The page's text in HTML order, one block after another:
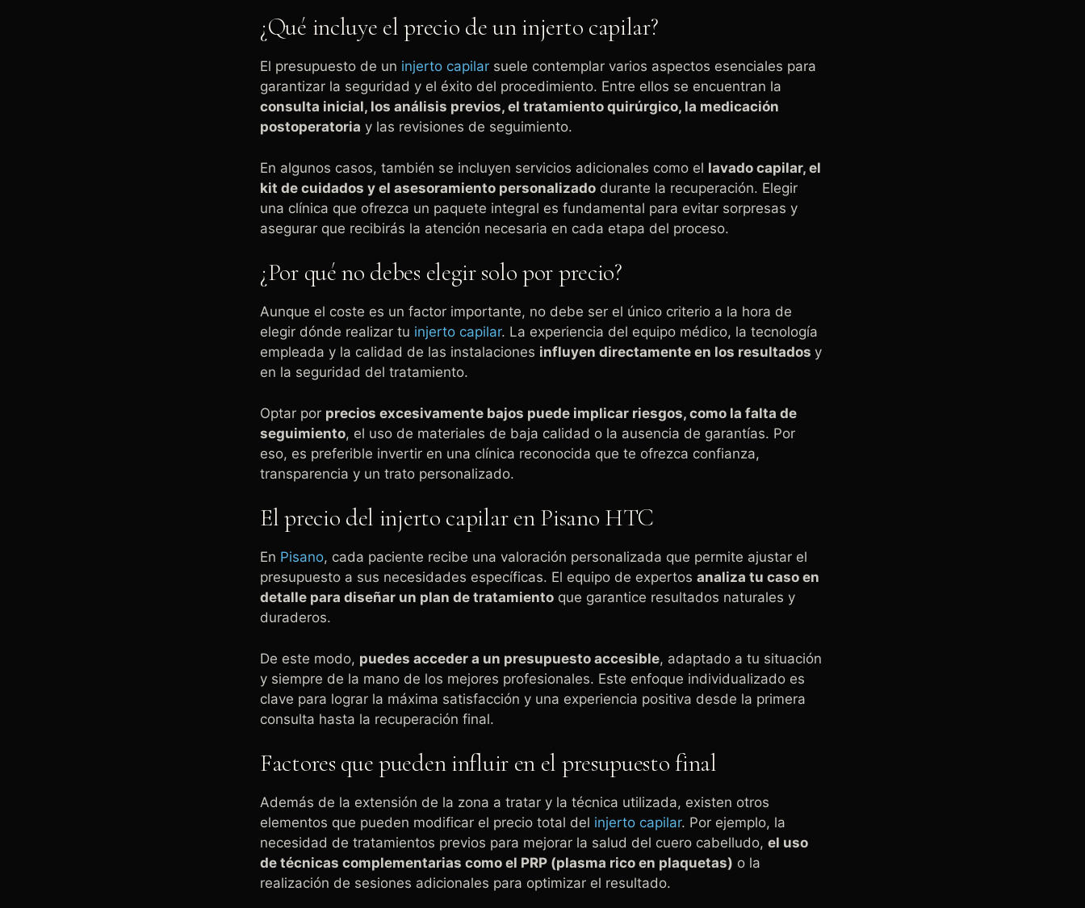
¿Qué incluye el precio de un injerto capilar?
El presupuesto de un injerto capilar suele contemplar varios aspectos esenciales para
garantizar la seguridad y el éxito del procedimiento. Entre ellos se encuentran la
consulta inicial, los análisis previos, el tratamiento quirúrgico, la medicación
postoperatoria y las revisiones de seguimiento.
En algunos casos, también se incluyen servicios adicionales como el lavado capilar, el
kit de cuidados y el asesoramiento personalizado durante la recuperación. Elegir
una clínica que ofrezca un paquete integral es fundamental para evitar sorpresas y
asegurar que recibirás la atención necesaria en cada etapa del proceso.
¿Por qué no debes elegir solo por precio?
Aunque el coste es un factor importante, no debe ser el único criterio a la hora de
elegir dónde realizar tu injerto capilar. La experiencia del equipo médico, la tecnología
empleada y la calidad de las instalaciones influyen directamente en los resultados y
en la seguridad del tratamiento.
Optar por precios excesivamente bajos puede implicar riesgos, como la falta de
seguimiento, el uso de materiales de baja calidad o la ausencia de garantías. Por
eso, es preferible invertir en una clínica reconocida que te ofrezca confianza,
transparencia y un trato personalizado.
El precio del injerto capilar en Pisano HTC
En Pisano, cada paciente recibe una valoración personalizada que permite ajustar el
presupuesto a sus necesidades específicas. El equipo de expertos analiza tu caso en
detalle para diseñar un plan de tratamiento que garantice resultados naturales y
duraderos.
De este modo, puedes acceder a un presupuesto accesible, adaptado a tu situación
y siempre de la mano de los mejores profesionales. Este enfoque individualizado es
clave para lograr la máxima satisfacción y una experiencia positiva desde la primera
consulta hasta la recuperación final.
Factores que pueden influir en el presupuesto final
Además de la extensión de la zona a tratar y la técnica utilizada, existen otros
elementos que pueden modificar el precio total del injerto capilar. Por ejemplo, la
necesidad de tratamientos previos para mejorar la salud del cuero cabelludo, el uso
de técnicas complementarias como el PRP (plasma rico en plaquetas) o la
realización de sesiones adicionales para optimizar el resultado.